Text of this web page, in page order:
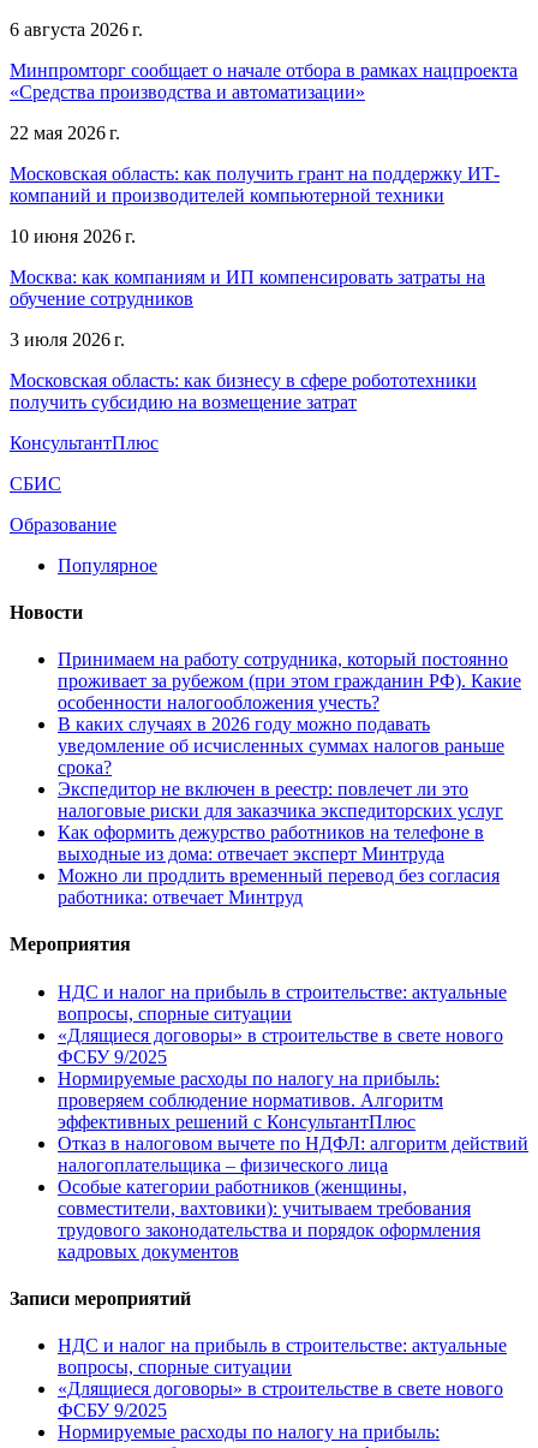
6 августа 2026 г.
Минпромторг сообщает о начале отбора в рамках нацпроекта
«Средства производства и автоматизации»
22 мая 2026 г.
Московская область: как получить грант на поддержку ИТ-
компаний и производителей компьютерной техники
10 июня 2026 г.
Москва: как компаниям и ИП компенсировать затраты на
обучение сотрудников
3 июля 2026 г.
Московская область: как бизнесу в сфере робототехники
получить субсидию на возмещение затрат
КонсультантПлюс
СБИС
Образование
Популярное
Новости
Принимаем на работу сотрудника, который постоянно
проживает за рубежом (при этом гражданин РФ). Какие
особенности налогообложения учесть?
В каких случаях в 2026 году можно подавать
уведомление об исчисленных суммах налогов раньше
срока?
Экспедитор не включен в реестр: повлечет ли это
налоговые риски для заказчика экспедиторских услуг
Как оформить дежурство работников на телефоне в
выходные из дома: отвечает эксперт Минтруда
Можно ли продлить временный перевод без согласия
работника: отвечает Минтруд
Мероприятия
НДС и налог на прибыль в строительстве: актуальные
вопросы, спорные ситуации
«Длящиеся договоры» в строительстве в свете нового
ФСБУ 9/2025
Нормируемые расходы по налогу на прибыль:
проверяем соблюдение нормативов. Алгоритм
эффективных решений с КонсультантПлюс
Отказ в налоговом вычете по НДФЛ: алгоритм действий
налогоплательщика – физического лица
Особые категории работников (женщины,
совместители, вахтовики): учитываем требования
трудового законодательства и порядок оформления
кадровых документов
Записи мероприятий
НДС и налог на прибыль в строительстве: актуальные
вопросы, спорные ситуации
«Длящиеся договоры» в строительстве в свете нового
ФСБУ 9/2025
Нормируемые расходы по налогу на прибыль: